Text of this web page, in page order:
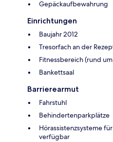
Gepäckaufbewahrung
Einrichtungen
Baujahr 2012
Tresorfach an der
Fitnessbereich (rund
Bankettsaal
Barrierearmut
Fahrstuhl
Behindertenparkplätze
Hörassistenzsysteme
verfügbar